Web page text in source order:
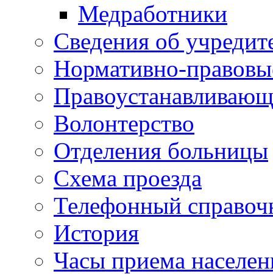
Медработники
Сведения об
Нормативно-
Волонтерство
Отделения больницы
Схема проезда
Телефонный
История
Часы приема